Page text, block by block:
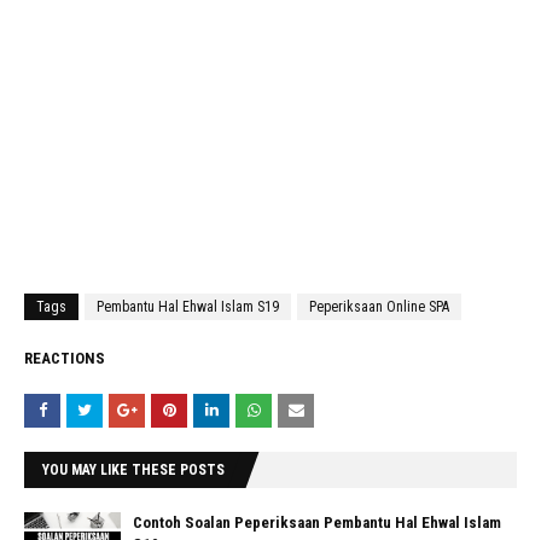
Tags Pembantu Hal Ehwal Islam S19 Peperiksaan Online SPA
REACTIONS
YOU MAY LIKE THESE POSTS
Contoh Soalan Peperiksaan Pembantu Hal Ehwal Islam